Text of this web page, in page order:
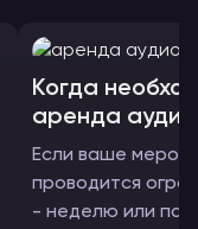
Когда
аренда
Если ваше
проводится
- неделю или